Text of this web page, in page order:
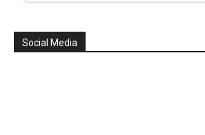
Social Media